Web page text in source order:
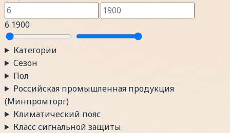
6 1900
Категории
Сезон
Пол
Российская промышленная продукция
(Минпромторг)
Климатический пояс
Класс сигнальной защиты